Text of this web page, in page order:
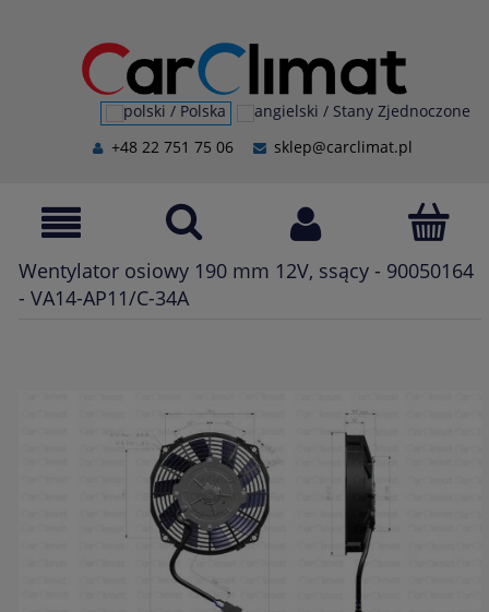
+48 22 751 75 06 sklep@carclimat.pl
Wentylator osiowy 190 mm 12V, ssący - 90050164
- VA14-AP11/C-34A